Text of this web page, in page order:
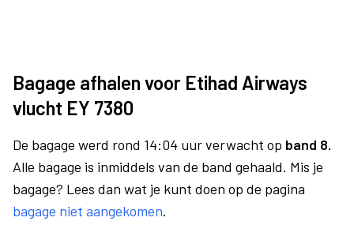
Bagage afhalen voor Etihad Airways
vlucht EY 7380
De bagage werd rond 14:04 uur verwacht op band 8.
Alle bagage is inmiddels van de band gehaald. Mis je
bagage? Lees dan wat je kunt doen op de pagina
bagage niet aangekomen.